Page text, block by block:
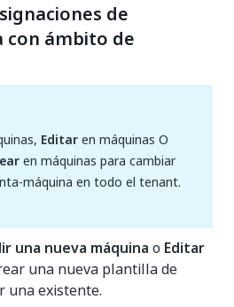
de
con ámbito de
Editaren máquinas O
en máquinas para cambiar
máquina en todo el tenant.
una nueva máquina o Editar
una nueva plantilla de
una existente.